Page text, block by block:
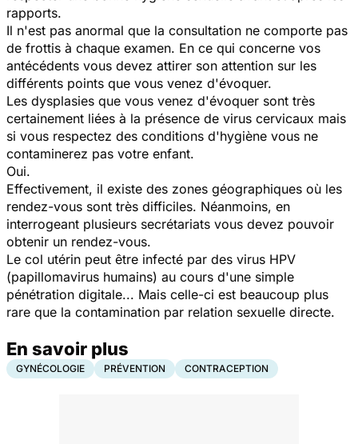
rapports.
Il n'est pas anormal que la consultation ne comporte pas
de frottis à chaque examen. En ce qui concerne vos
antécédents vous devez attirer son attention sur les
différents points que vous venez d'évoquer.
Les dysplasies que vous venez d'évoquer sont très
certainement liées à la présence de virus cervicaux mais
si vous respectez des conditions d'hygiène vous ne
contaminerez pas votre enfant.
Oui.
Effectivement, il existe des zones géographiques où les
rendez-vous sont très difficiles. Néanmoins, en
interrogeant plusieurs secrétariats vous devez pouvoir
obtenir un rendez-vous.
Le col utérin peut être infecté par des virus HPV
(papillomavirus humains) au cours d'une simple
pénétration digitale... Mais celle-ci est beaucoup plus
rare que la contamination par relation sexuelle directe.
En savoir plus
GYNÉCOLOGIE PRÉVENTION CONTRACEPTION